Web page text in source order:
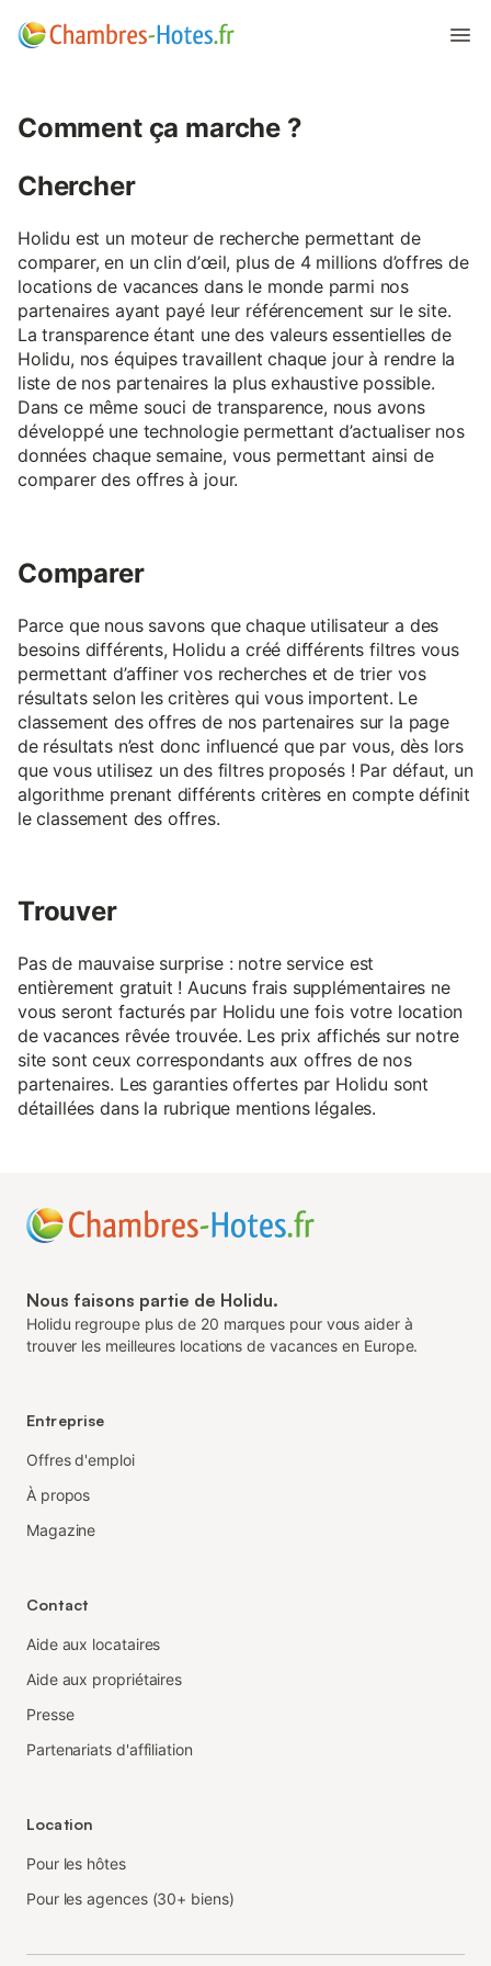
Comment ça marche ?
Chercher
Holidu est un moteur de recherche permettant de
comparer, en un clin d’œil, plus de 4 millions d’offres de
locations de vacances dans le monde parmi nos
partenaires ayant payé leur référencement sur le site.
La transparence étant une des valeurs essentielles de
Holidu, nos équipes travaillent chaque jour à rendre la
liste de nos partenaires la plus exhaustive possible.
Dans ce même souci de transparence, nous avons
développé une technologie permettant d’actualiser nos
données chaque semaine, vous permettant ainsi de
comparer des offres à jour.
Comparer
Parce que nous savons que chaque utilisateur a des
besoins différents, Holidu a créé différents filtres vous
permettant d’affiner vos recherches et de trier vos
résultats selon les critères qui vous importent. Le
classement des offres de nos partenaires sur la page
de résultats n’est donc influencé que par vous, dès lors
que vous utilisez un des filtres proposés ! Par défaut, un
algorithme prenant différents critères en compte définit
le classement des offres.
Trouver
Pas de mauvaise surprise : notre service est
entièrement gratuit ! Aucuns frais supplémentaires ne
vous seront facturés par Holidu une fois votre location
de vacances rêvée trouvée. Les prix affichés sur notre
site sont ceux correspondants aux offres de nos
partenaires. Les garanties offertes par Holidu sont
détaillées dans la rubrique mentions légales.
Nous faisons partie de Holidu.
Holidu regroupe plus de 20 marques pour vous aider à
trouver les meilleures locations de vacances en Europe.
Entreprise
Offres d'emploi
À propos
Magazine
Contact
Aide aux locataires
Aide aux propriétaires
Presse
Partenariats d'affiliation
Location
Pour les hôtes
Pour les agences (30+ biens)